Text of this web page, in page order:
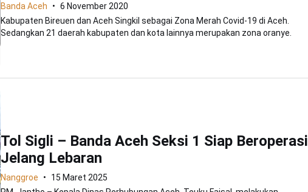
Banda Aceh
6 November 2020
Kabupaten Bireuen dan Aceh Singkil sebagai Zona Merah Covid-19 di Aceh.
Sedangkan 21 daerah kabupaten dan kota lainnya merupakan zona oranye.
Tol Sigli – Banda Aceh Seksi 1 Siap Beroperasi
Jelang Lebaran
Nanggroe
15 Maret 2025